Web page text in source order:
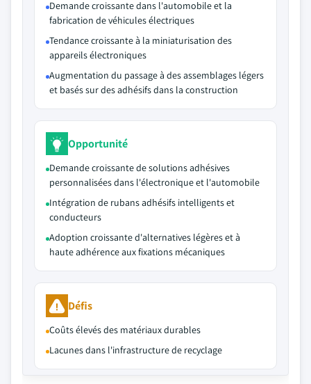
Demande croissante dans l'automobile et la
fabrication de véhicules électriques
Tendance croissante à la miniaturisation des
appareils électroniques
Augmentation du passage à des assemblages légers
et basés sur des adhésifs dans la construction
Opportunité
Demande croissante de solutions adhésives
personnalisées dans l'électronique et l'automobile
Intégration de rubans adhésifs intelligents et
conducteurs
Adoption croissante d'alternatives légères et à
haute adhérence aux fixations mécaniques
Défis
Coûts élevés des matériaux durables
Lacunes dans l'infrastructure de recyclage